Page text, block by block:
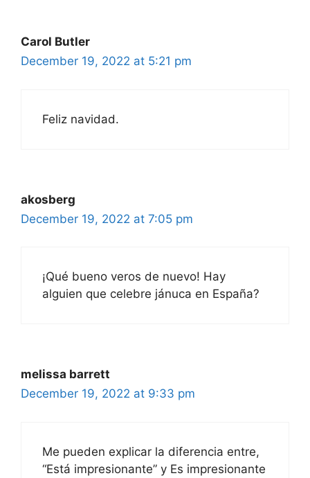
Carol Butler
December 19, 2022 at 5:21 pm
Feliz navidad.
akosberg
December 19, 2022 at 7:05 pm
¡Qué bueno veros de nuevo! Hay
alguien que celebre jánuca en España?
melissa barrett
December 19, 2022 at 9:33 pm
Me pueden explicar la diferencia entre,
“Está impresionante” y Es impresionante